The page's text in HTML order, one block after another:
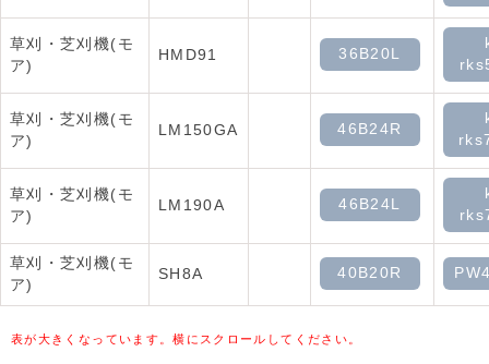
草刈・芝刈機(モ
ア)
HMD91 36B20L
草刈・芝刈機(モ
ア)
LM150GA 46B24R
草刈・芝刈機(モ
ア)
LM190A 46B24L
草刈・芝刈機(モ
ア)
SH8A 40B20R
表が大きくなっています。横にスクロールしてください。